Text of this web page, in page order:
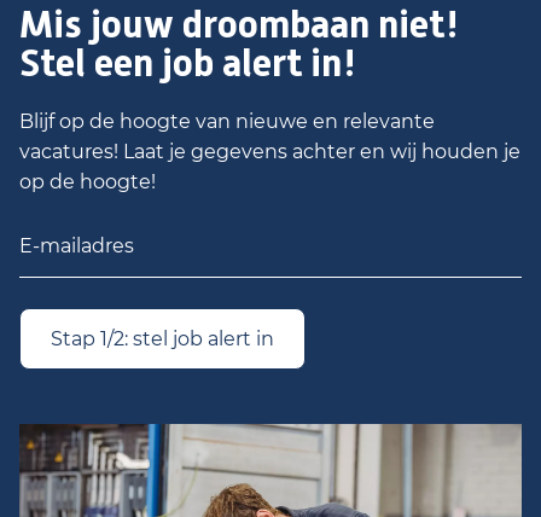
Mis jouw droombaan niet!
Stel een job alert in!
Blijf op de hoogte van nieuwe en relevante
vacatures! Laat je gegevens achter en wij houden je
op de hoogte!
Stap 1/2: stel job alert in